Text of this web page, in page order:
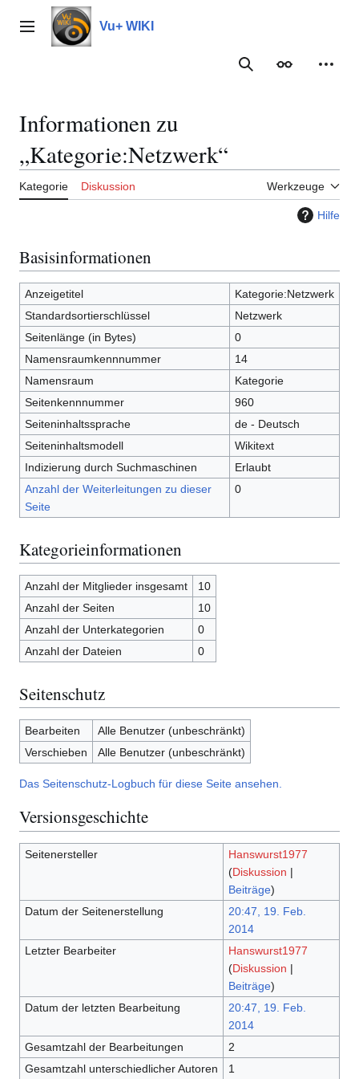
Inhalt
springenHauptmenü Vu+ WIKI
Suche
Informationen zu
„Kategorie:Netzwerk“
Kategorie Diskussion Werkzeuge
Hilfe
Basisinformationen
Anzeigetitel
Kategorie:Netzwerk
Standardsortierschlüssel
Netzwerk
Seitenlänge (in Bytes)
0
Namensraumkennnummer
14
Namensraum
Kategorie
Seitenkennnummer
960
Seiteninhaltssprache
de - Deutsch
Seiteninhaltsmodell
Wikitext
Indizierung durch Suchmaschinen
Erlaubt
Anzahl der Weiterleitungen zu dieser
Seite
0
Kategorieinformationen
Anzahl der Mitglieder insgesamt
10
Anzahl der Seiten
10
Anzahl der Unterkategorien
0
Anzahl der Dateien
0
Seitenschutz
Bearbeiten
Alle Benutzer (unbeschränkt)
Verschieben
Alle Benutzer (unbeschränkt)
Das Seitenschutz-Logbuch für diese Seite ansehen.
Versionsgeschichte
Seitenersteller
Hanswurst1977
(Diskussion |
Beiträge)
Datum der Seitenerstellung
20:47, 19. Feb.
2014
Letzter Bearbeiter
Hanswurst1977
(Diskussion |
Beiträge)
Datum der letzten Bearbeitung
20:47, 19. Feb.
2014
Gesamtzahl der Bearbeitungen
2
Gesamtzahl unterschiedlicher Autoren
1